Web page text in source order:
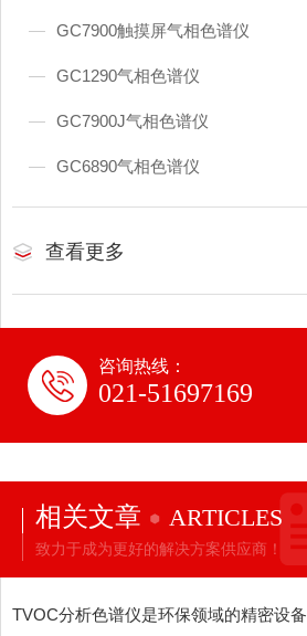
GC7900触摸屏气相色谱仪
GC1290气相色谱仪
GC7900J气相色谱仪
GC6890气相色谱仪
查看更多
咨询热线：
021-51697169
相关文章 ARTICLES
致力于成为更好的解决方案供应商！
TVOC分析色谱仪是环保领域的精密设备